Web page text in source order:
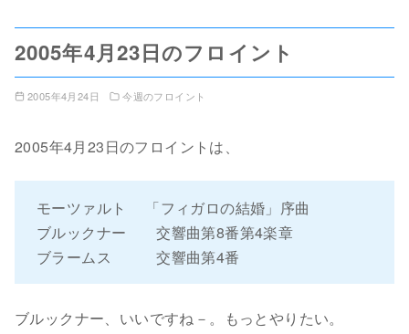
2005年4月23日のフロイント
2005年4月24日 今週のフロイント
2005年4月23日のフロイントは、
モーツァルト 「フィガロの結婚」序曲
ブルックナー 交響曲第8番第4楽章
ブラームス 交響曲第4番
ブルックナー、いいですね－。もっとやりたい。